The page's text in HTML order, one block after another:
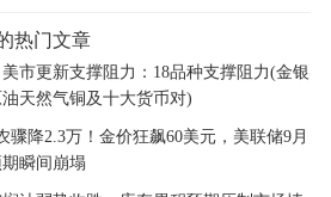
热门文章
市更新支撑阻力：18品种支撑阻力(金银
天然气铜及十大货币对)
骤降2.3万！金价狂飙60美元，美联储9月
瞬间崩塌